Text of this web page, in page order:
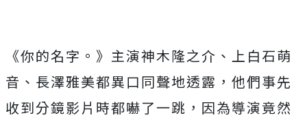
《你的名字。》主演神木隆之介、上白石萌
音、長澤雅美都異口同聲地透露，他們事先
收到分鏡影片時都嚇了一跳， 因為導演竟然